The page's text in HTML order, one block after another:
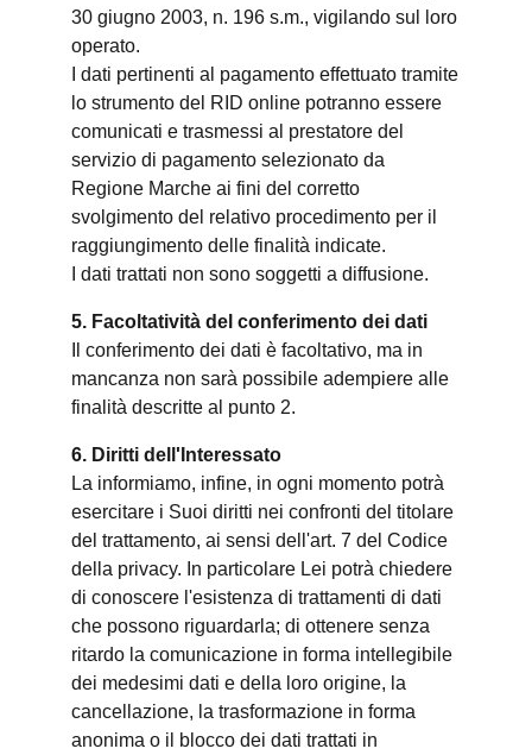
30 giugno 2003, n. 196 s.m., vigilando sul loro
operato.
I dati pertinenti al pagamento effettuato tramite
lo strumento del RID online potranno essere
comunicati e trasmessi al prestatore del
servizio di pagamento selezionato da
Regione Marche ai fini del corretto
svolgimento del relativo procedimento per il
raggiungimento delle finalità indicate.
I dati trattati non sono soggetti a diffusione.
5. Facoltatività del conferimento dei dati
Il conferimento dei dati è facoltativo, ma in
mancanza non sarà possibile adempiere alle
finalità descritte al punto 2.
6. Diritti dell'Interessato
La informiamo, infine, in ogni momento potrà
esercitare i Suoi diritti nei confronti del titolare
del trattamento, ai sensi dell'art. 7 del Codice
della privacy. In particolare Lei potrà chiedere
di conoscere l'esistenza di trattamenti di dati
che possono riguardarla; di ottenere senza
ritardo la comunicazione in forma intellegibile
dei medesimi dati e della loro origine, la
cancellazione, la trasformazione in forma
anonima o il blocco dei dati trattati in